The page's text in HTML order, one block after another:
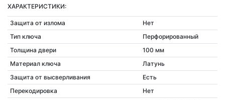
ХАРАКТЕРИСТИКИ:
Защита от излома
Нет
Тип ключа
Перфорированный
Толщина двери
100 мм
Материал ключа
Латунь
Защита от высверливания
Есть
Перекодировка
Нет